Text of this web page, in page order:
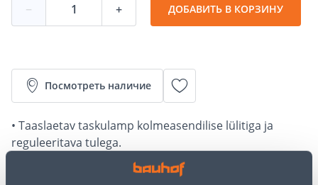
− + ДОБАВИТЬ В КОРЗИНУ
Посмотреть наличие
• Taaslaetav taskulamp kolmeasendilise lülitiga ja
reguleeritava tulega.
• Valgusvoog 380 lm, valgusulatus kuni 120 m.
• 14-päevane tagastusõigus.